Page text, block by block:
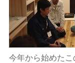
今年から始めた